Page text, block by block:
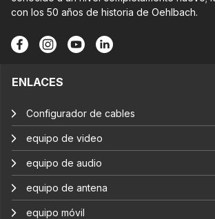
con los 50 años de historia de Oehlbach.
ENLACES
Configurador de cables
equipo de video
equipo de audio
equipo de antena
equipo móvil